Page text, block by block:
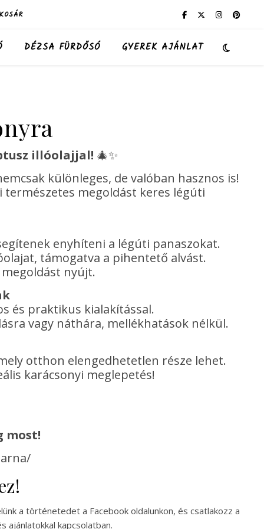
KOSÁR
DÉZSA FÜRDŐSÓ GYEREK AJÁNLAT
illóolajjal! 🎄✨
különleges, de valóban hasznos is!
megoldást keres légúti
enyhíteni a légúti panaszokat.
támogatva a pihentető alvást.
nyújt.
és praktikus kialakítással.
vagy náthára, mellékhatások nélkül.
otthon elengedhetetlen része lehet.
karácsonyi meglepetés!
most!
a történetedet a Facebook oldalunkon, és csatlakozz a
ajánlatokkal kapcsolatban.